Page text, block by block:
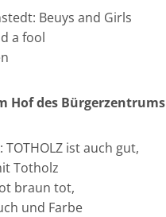
Beuys and Girls
a fool
Hof des Bürgerzentrums
TOTHOLZ ist auch gut,
Totholz
braun tot,
und Farbe